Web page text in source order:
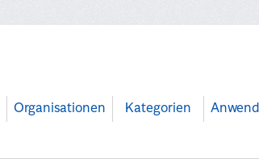
Organisationen Kategorien